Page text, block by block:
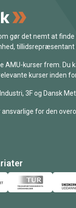
gør det nemt at
tillidsrepræsentant
AMU-kurser frem. Du
kurser inden
3F og Dansk
ansvarlige for den